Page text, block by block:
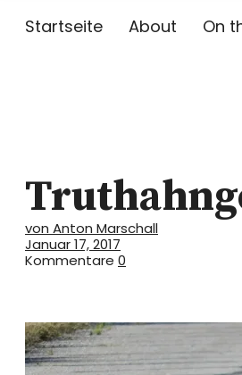
Startseite About On
TONI MARSCHALL AUF
von Anton Marschall
Januar 17, 2017
Kommentare 0